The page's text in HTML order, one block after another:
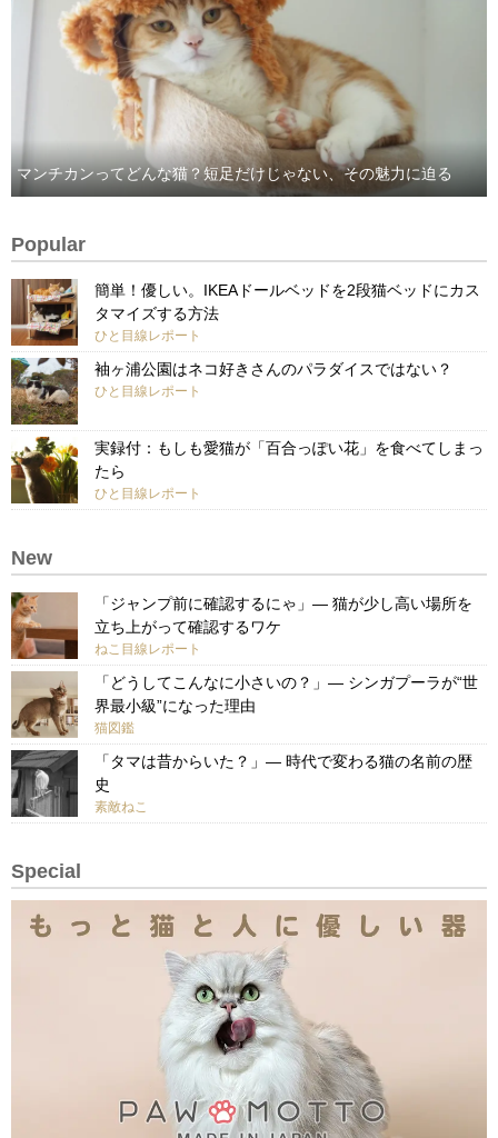
マンチカンってどんな猫？短足だけじゃない、その魅力に迫る
Popular
簡単！優しい。IKEAドールベッドを2段猫ベッドにカス
タマイズする方法
ひと目線レポート
袖ヶ浦公園はネコ好きさんのパラダイスではない？
ひと目線レポート
実録付：もしも愛猫が「百合っぽい花」を食べてしまっ
たら
ひと目線レポート
New
「ジャンプ前に確認するにゃ」— 猫が少し高い場所を
立ち上がって確認するワケ
ねこ目線レポート
「どうしてこんなに小さいの？」— シンガプーラが“世
界最小級”になった理由
猫図鑑
「タマは昔からいた？」— 時代で変わる猫の名前の歴
史
素敵ねこ
Special